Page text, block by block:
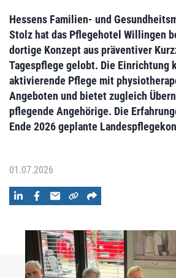
Hessens Familien- und
Stolz hat das Pflegehotel Willingen
dortige Konzept aus präventiver
Tagespflege gelobt. Die Einrichtung
aktivierende Pflege mit
Angeboten und bietet zugleich
pflegende Angehörige. Die
Ende 2026 geplante
01.07.2026